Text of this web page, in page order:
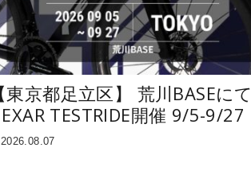
東京都足立区】 荒川BASEにて
TESTRIDE開催 9/5-9/27
2026.08.07